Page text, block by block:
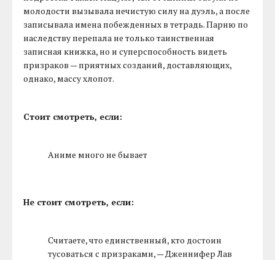
молодости вызывала нечистую силу на дуэль, а после
записывала имена побежденных в тетрадь. Парню по
наследству перепала не только таинственная
записная книжка, но и суперспособность видеть
призраков — приятных созданий, доставляющих,
однако, массу хлопот.
Стоит смотреть, если:
Аниме много не бывает
Не стоит смотреть, если:
Считаете, что единственный, кто достоин
тусоваться с призраками, — Дженнифер Лав